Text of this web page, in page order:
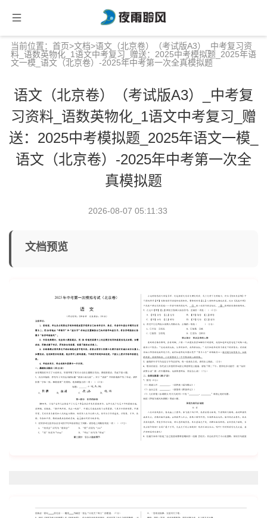
当前位置： 首页>文档>语文（北京卷）（考试版A3）_中考复习资
料_语数英物化_1语文中考复习_赠送：2025中考模拟题_2025年语
文一模_语文（北京卷）-2025年中考第一次全真模拟题
语文（北京卷）（考试版A3）_中考复
习资料_语数英物化_1语文中考复习_赠
送：2025中考模拟题_2025年语文一模_
语文（北京卷）-2025年中考第一次全
真模拟题
2026-08-07 05:11:33
文档预览